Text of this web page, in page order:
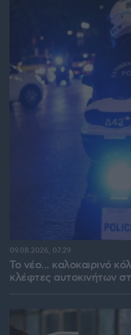
Το νέο... καλοκαιρινό
κλέφτες αυτοκινήτων
09.08.2026, 07:29